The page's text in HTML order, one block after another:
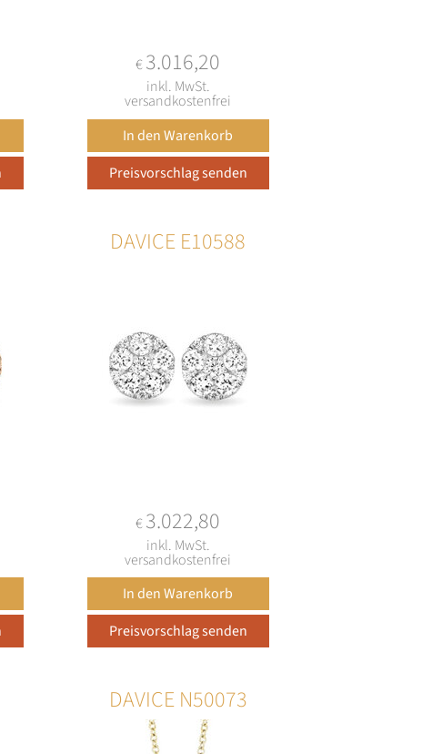
€3.016,20
inkl. MwSt.
versandkostenfrei
DAVICE E10588
€3.022,80
inkl. MwSt.
versandkostenfrei
DAVICE N50073